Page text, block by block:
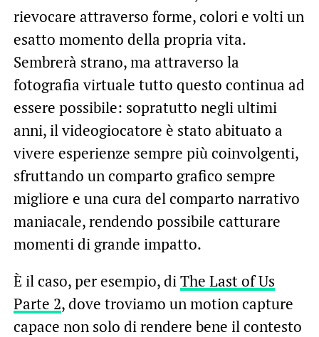
rievocare attraverso forme, colori e volti un
esatto momento della propria vita.
Sembrerà strano, ma attraverso la
fotografia virtuale tutto questo continua ad
essere possibile: sopratutto negli ultimi
anni, il videogiocatore è stato abituato a
vivere esperienze sempre più coinvolgenti,
sfruttando un comparto grafico sempre
migliore e una cura del comparto narrativo
maniacale, rendendo possibile catturare
momenti di grande impatto.
È il caso, per esempio, diThe Last of Us
Parte 2, dove troviamo un motion capture
capace non solo di rendere bene il contesto